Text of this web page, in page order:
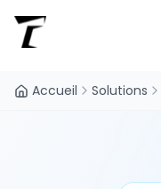
Accueil Solutions